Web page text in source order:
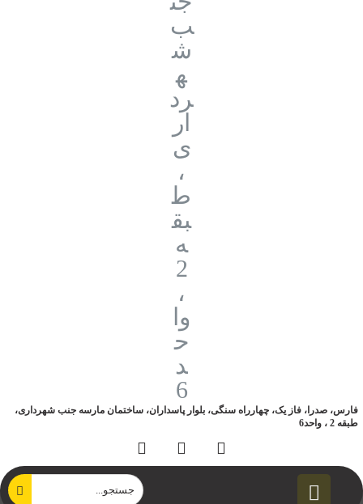
فارس، صدرا، فاز یک، چهارراه سنگی، بلوار پاسداران، ساختمان مارسه جنب شهرداری،
طبقه 2 ، واحد6